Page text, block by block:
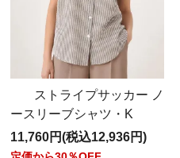
ストライプサッカー ノ
ースリーブシャツ・K
11,760円(税込12,936円)